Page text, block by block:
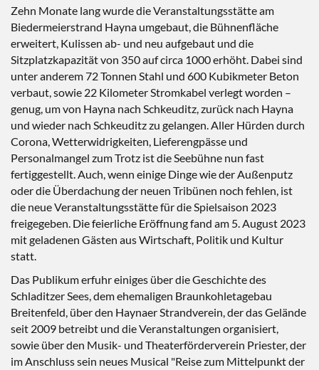
Zehn Monate lang wurde die Veranstaltungsstätte am
Biedermeierstrand Hayna umgebaut, die Bühnenfläche
erweitert, Kulissen ab- und neu aufgebaut und die
Sitzplatzkapazität von 350 auf circa 1000 erhöht. Dabei sind
unter anderem 72 Tonnen Stahl und 600 Kubikmeter Beton
verbaut, sowie 22 Kilometer Stromkabel verlegt worden –
genug, um von Hayna nach Schkeuditz, zurück nach Hayna
und wieder nach Schkeuditz zu gelangen. Aller Hürden durch
Corona, Wetterwidrigkeiten, Lieferengpässe und
Personalmangel zum Trotz ist die Seebühne nun fast
fertiggestellt. Auch, wenn einige Dinge wie der Außenputz
oder die Überdachung der neuen Tribünen noch fehlen, ist
die neue Veranstaltungsstätte für die Spielsaison 2023
freigegeben. Die feierliche Eröffnung fand am 5. August 2023
mit geladenen Gästen aus Wirtschaft, Politik und Kultur
statt.
Das Publikum erfuhr einiges über die Geschichte des
Schladitzer Sees, dem ehemaligen Braunkohletagebau
Breitenfeld, über den Haynaer Strandverein, der das Gelände
seit 2009 betreibt und die Veranstaltungen organisiert,
sowie über den Musik- und Theaterförderverein Priester, der
im Anschluss sein neues Musical "Reise zum Mittelpunkt der